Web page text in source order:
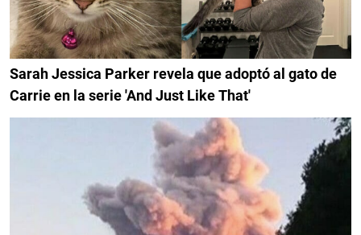
Sarah Jessica Parker revela que adoptó al gato de
Carrie en la serie 'And Just Like That'